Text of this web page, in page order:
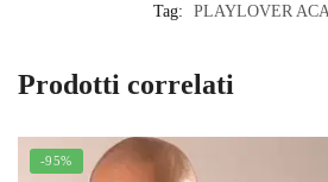
Tag:
PLAYLOVER
Prodotti correlati
-95%